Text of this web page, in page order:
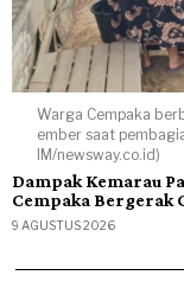
Warga Cempaka
ember saat
IM/newsway.co.id)
Dampak Kemarau
Cempaka Bergerak
9 AGUSTUS 2026